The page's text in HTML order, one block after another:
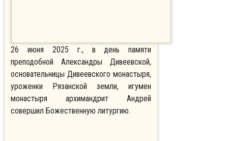
26 июня 2025 г., в день памяти
преподобной Александры Дивеевской,
основательницы Дивеевского монастыря,
уроженки Рязанской земли, игумен
монастыря архимандрит Андрей
совершил Божественную литургию.